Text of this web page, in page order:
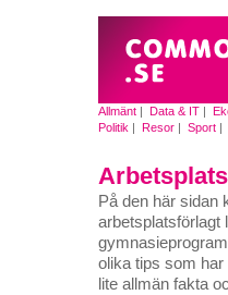
Allmänt | Data & IT |
Politik | Resor | Sport |
På den här sidan
arbetsplatsförlagt
olika tips som
lite allmän fakta